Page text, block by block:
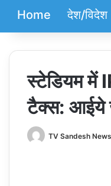
Home देश/विदेश
स्टेडियम में
टैक्स: आईये
TV Sandesh News